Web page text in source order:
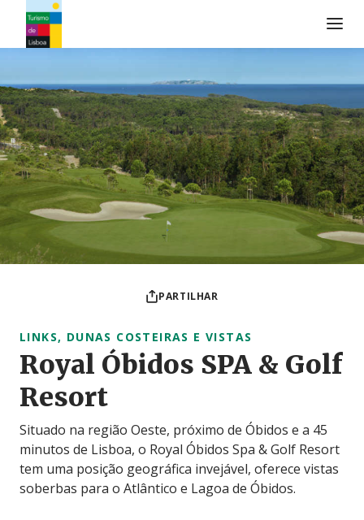
PARTILHAR
LINKS, DUNAS COSTEIRAS E VISTAS
Royal Óbidos SPA & Golf
Resort
Situado na região Oeste, próximo de Óbidos e a 45
minutos de Lisboa, o Royal Óbidos Spa & Golf Resort
tem uma posição geográfica invejável, oferece vistas
soberbas para o Atlântico e Lagoa de Óbidos.